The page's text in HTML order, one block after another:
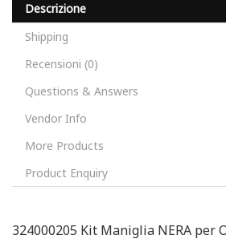
Descrizione
Shipping
Recensioni (0)
Questions & Answers
Vendor Info
More Products
Product Enquiry
324000205 Kit Maniglia NERA per